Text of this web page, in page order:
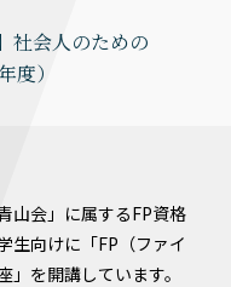
社会人のための
度）
山会」に属するFP資格
生向けに「FP（ファイ
を開講しています。